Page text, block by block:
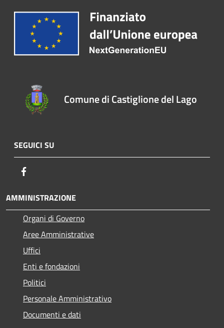
Comune di Castiglione del Lago
SEGUICI SU
AMMINISTRAZIONE
Organi di Governo
Aree Amministrative
Uffici
Enti e fondazioni
Politici
Personale Amministrativo
Documenti e dati